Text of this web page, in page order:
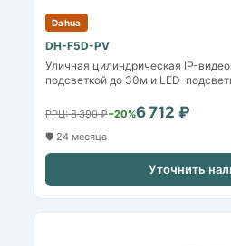
Dahua
DH-F5D-PV
Уличная цилиндрическая IP-
подсветкой до 30м и LED-
РРЦ: 8 390 ₽−20%6 712 ₽
🛡️ 24 месяца
Уточнить